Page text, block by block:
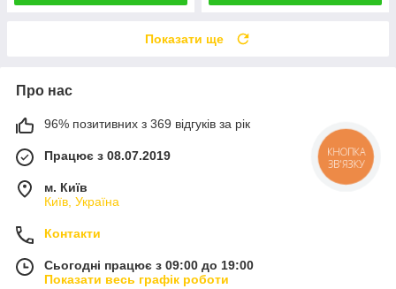
Показати ще
Про нас
96% позитивних з 369 відгуків за рік
Працює з 08.07.2019
м. Київ
Київ, Україна
Контакти
Сьогодні працює з 09:00 до 19:00
Показати весь графік роботи
КНОПКА
ЗВ'ЯЗКУ